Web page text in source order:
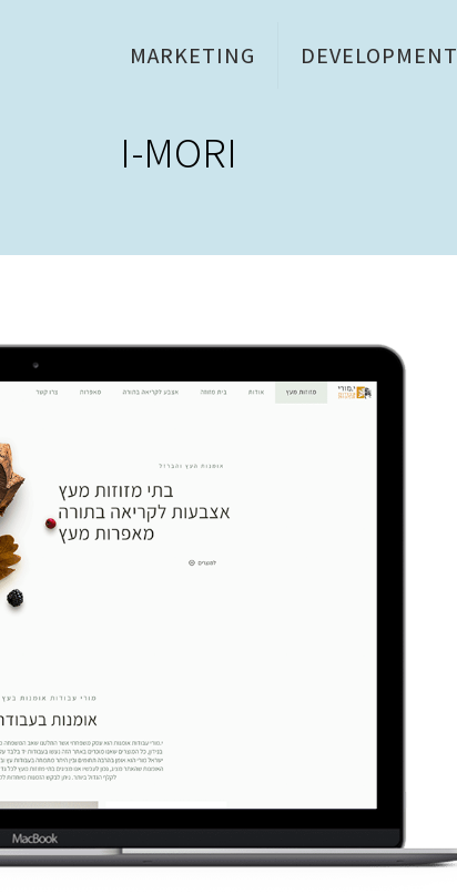
MARKETING DEVELOPMENT
I-MORI